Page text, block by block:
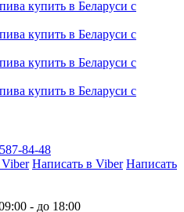
84-48
Написать в Viber Написать
- до 18:00